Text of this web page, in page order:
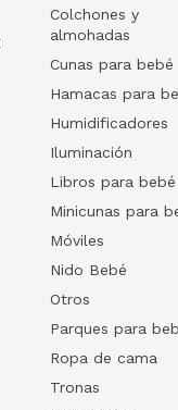
Colchones y
almohadas
Cunas para bebé
Hamacas para
Humidificadores
Iluminación
Libros para bebé
Minicunas para
Móviles
Nido Bebé
Otros
Parques para
Ropa de cama
Tronas